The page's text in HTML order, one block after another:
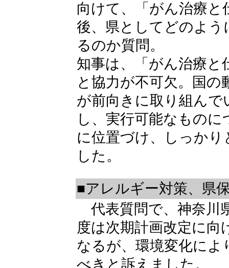
向けて、「がん治療と
後、県としてどのよ
るのか質問。
知事は、「がん治療と
と協力が不可欠。国
が前向きに取り組ん
し、実行可能なもの
に位置づけ、しっか
した。
■アレルギー対策、県
代表質問で、神奈川
度は次期計画改定に
なるが、環境変化によ
べきと訴えました。